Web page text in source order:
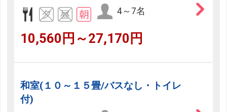
4～7名
10,560円～27,170円
和室(１０～１５畳/バスなし・トイレ
付)